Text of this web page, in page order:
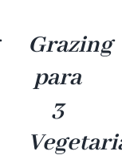
Grazing
para
3